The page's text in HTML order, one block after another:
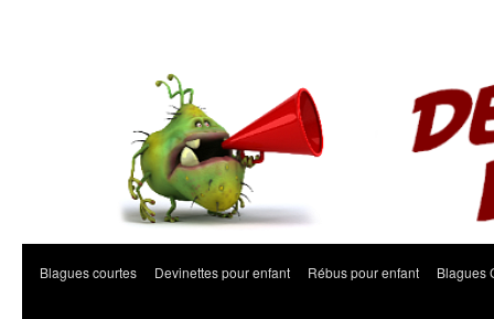
Blagues courtes Devinettes pour enfant Rébus pour enfant Blagues